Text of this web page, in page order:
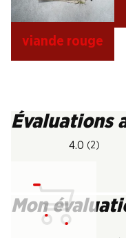
viande rouge
Évaluations
4.0 (2)
Mon